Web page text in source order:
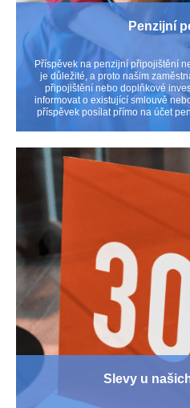
Penzijní
Příspěvek na penzijní připojištění
je důležité, a proto našim
připojištění nebo doplňkové
informovat o existující smlouvě
příspěvek posílat přímo na účet
Slevy u